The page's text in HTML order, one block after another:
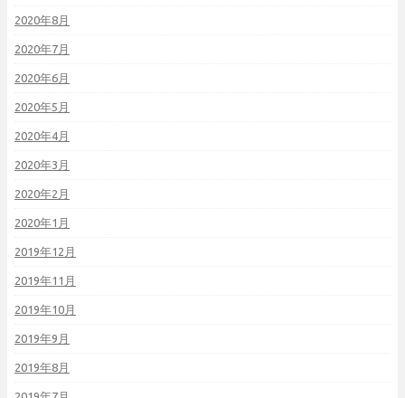
2020年8月
2020年7月
2020年6月
2020年5月
2020年4月
2020年3月
2020年2月
2020年1月
2019年12月
2019年11月
2019年10月
2019年9月
2019年8月